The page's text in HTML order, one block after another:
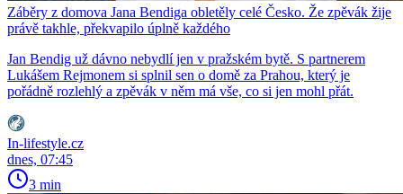
Záběry z domova Jana Bendiga obletěly celé Česko. Že zpěvák žije
právě takhle, překvapilo úplně každého
Jan Bendig už dávno nebydlí jen v pražském bytě. S partnerem
Lukášem Rejmonem si splnil sen o domě za Prahou, který je
pořádně rozlehlý a zpěvák v něm má vše, co si jen mohl přát.
In-lifestyle.cz
dnes, 07:45
3 min